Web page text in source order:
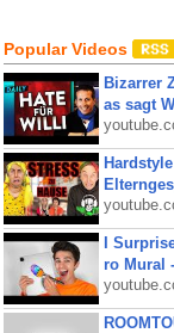
Popular Videos
Bizarrer
as sagt
I
ro Mural